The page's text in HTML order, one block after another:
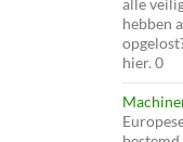
alle
hebben
hier. 0